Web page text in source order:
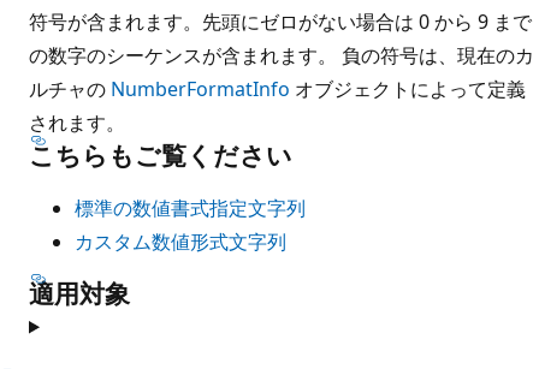
符号が含まれます。先頭にゼロがない場合は 0 から 9 まで
の数字のシーケンスが含まれます。 負の符号は、現在のカ
ルチャの NumberFormatInfo オブジェクトによって定義
されます。
こちらもご覧ください
標準の数値書式指定文字列
カスタム数値形式文字列
適用対象